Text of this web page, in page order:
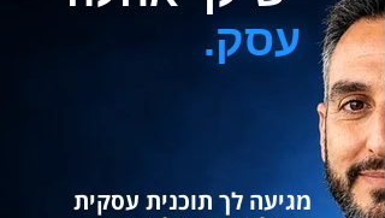
עסק.
מגיעה לך תוכנית עסקית